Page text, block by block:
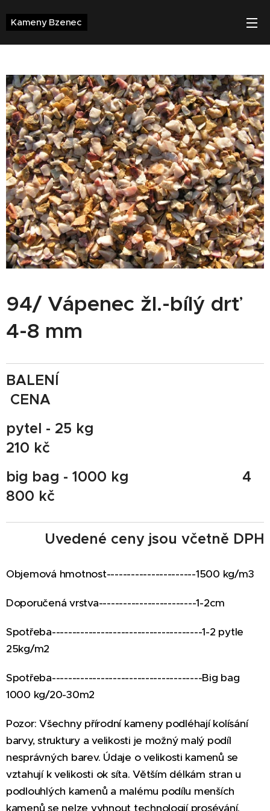
Kameny Bzenec
94/ Vápenec žl.-bílý drť
4-8 mm
BALENÍ
CENA
pytel - 25 kg
210 kč
big bag - 1000 kg 4
800 kč
Uvedené ceny jsou včetně DPH
Objemová hmotnost----------------------1500 kg/m3
Doporučená vrstva------------------------1-2cm
Spotřeba-------------------------------------1-2 pytle
25kg/m2
Spotřeba-------------------------------------Big bag
1000 kg/20-30m2
Pozor: Všechny přírodní kameny podléhají kolísání
barvy, struktury a velikosti je možný malý podíl
nesprávných barev. Údaje o velikosti kamenů se
vztahují k velikosti ok síta. Větším délkám stran u
podlouhlých kamenů a malému podílu menších
kamenů se nelze vyhnout technologií prosévání.